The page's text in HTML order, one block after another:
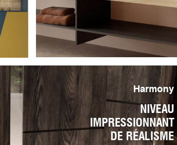
Harmony
NIVEAU
IMPRESSIONNANT
DE RÉALISME